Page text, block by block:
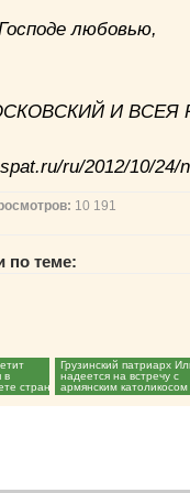
любовью,
И ВСЕЯ
ru/2012/10/24/
10 191
по теме:
в
стран
Грузинский патриарх
надеется на встречу с
армянским католикосом
году...